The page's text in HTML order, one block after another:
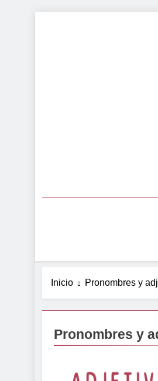
Inicio Pronombres y
Pronombres y